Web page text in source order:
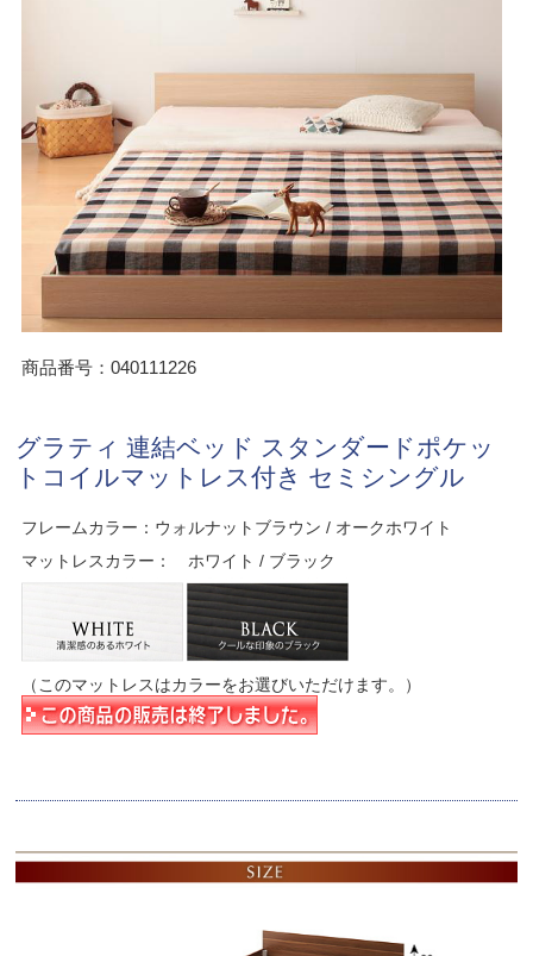
商品番号：040111226
グラティ 連結ベッド スタンダードポケッ
トコイルマットレス付き セミシングル
フレームカラー：ウォルナットブラウン / オークホワイト
マットレスカラー： ホワイト / ブラック
（このマットレスはカラーをお選びいただけます。）